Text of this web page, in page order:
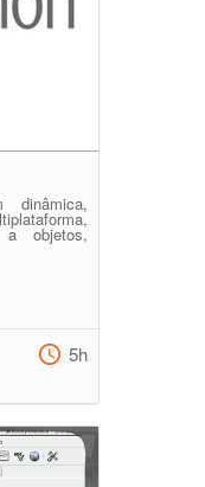
dinâmica,
a objetos,
5h